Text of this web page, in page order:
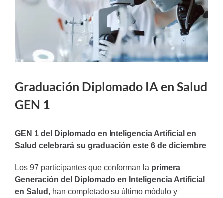
Graduación Diplomado IA en Salud
GEN 1
GEN 1 del Diplomado en Inteligencia Artificial en
Salud celebrará su graduación este 6 de diciembre
Los 97 participantes que conforman la primera
Generación del Diplomado en Inteligencia Artificial
en Salud , han completado su último módulo y